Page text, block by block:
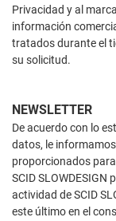
Privacidad y al
información
tratados durante el
su solicitud.
NEWSLETTER
De acuerdo con lo
datos, le
proporcionados
SCID
actividad de SCID
este último en el